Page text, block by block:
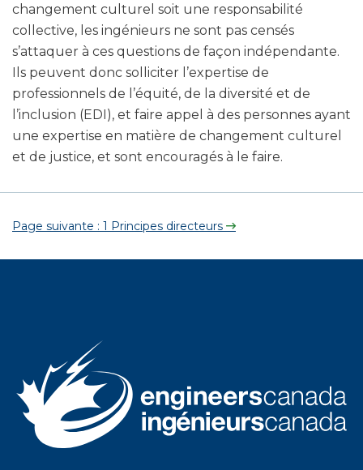
changement culturel soit une responsabilité
collective, les ingénieurs ne sont pas censés
s’attaquer à ces questions de façon indépendante.
Ils peuvent donc solliciter l’expertise de
professionnels de l’équité, de la diversité et de
l’inclusion (EDI), et faire appel à des personnes ayant
une expertise en matière de changement culturel
et de justice, et sont encouragés à le faire.
Page suivante : 1 Principes directeurs